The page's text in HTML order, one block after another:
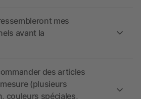
mes
avant la
des articles
(plusieurs
couleurs spéciales,